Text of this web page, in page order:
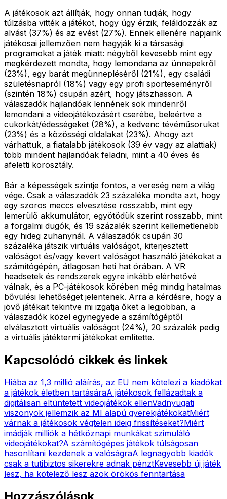
A játékosok azt állítják, hogy onnan tudják, hogy
túlzásba vitték a játékot, hogy úgy érzik, feláldozzák az
alvást (37%) és az evést (27%). Ennek ellenére napjaink
játékosai jellemzően nem hagyják ki a társasági
programokat a játék miatt: négyből kevesebb mint egy
megkérdezett mondta, hogy lemondana az ünnepekről
(23%), egy barát megünnepléséről (21%), egy családi
születésnapról (18%) vagy egy profi sporteseményről
(szintén 18%) csupán azért, hogy játszhasson. A
válaszadók hajlandóak lennének sok mindenről
lemondani a videojátékozásért cserébe, beleértve a
cukorkát/édességeket (28%), a kedvenc tévéműsorukat
(23%) és a közösségi oldalakat (23%). Ahogy azt
várhattuk, a fiatalabb játékosok (39 év vagy az alattiak)
több mindent hajlandóak feladni, mint a 40 éves és
afeletti korosztály.
Bár a képességek szintje fontos, a vereség nem a világ
vége. Csak a válaszadók 23 százaléka mondta azt, hogy
egy szoros meccs elvesztése rosszabb, mint egy
lemerülő akkumulátor, egyötödük szerint rosszabb, mint
a forgalmi dugók, és 19 százalék szerint kellemetlenebb
egy hideg zuhanynál. A válaszadók csupán 30
százaléka játszik virtuális valóságot, kiterjesztett
valóságot és/vagy kevert valóságot használó játékokat a
számítógépén, átlagosan heti hat órában. A VR
headsetek és rendszerek egyre inkább elérhetővé
válnak, és a PC-játékosok körében még mindig hatalmas
bővülési lehetőséget jelentenek. Arra a kérdésre, hogy a
jövő játékait tekintve mi izgatja őket a legjobban, a
válaszadók közel egynegyede a számítógéptől
elválasztott virtuális valóságot (24%), 20 százalék pedig
a virtuális játéktermi játékokat említette.
Kapcsolódó cikkek és linkek
Hiába az 1,3 millió aláírás, az EU nem kötelezi a kiadókat
a játékok életben tartásáraA játékosok fellázadtak a
digitálisan eltüntetett videojátékok ellenVadnyugati
viszonyok jellemzik az MI alapú gyerekjátékokatMiért
várnak a játékosok végtelen ideig frissítéseket?Miért
imádják milliók a hétköznapi munkákat szimuláló
videojátékokat?A számítógépes játékok túlságosan
hasonlítani kezdenek a valóságraA legnagyobb kiadók
csak a tutibiztos sikerekre adnak pénztKevesebb új játék
lesz, ha kötelező lesz azok örökös fenntartása
Hozzászólások